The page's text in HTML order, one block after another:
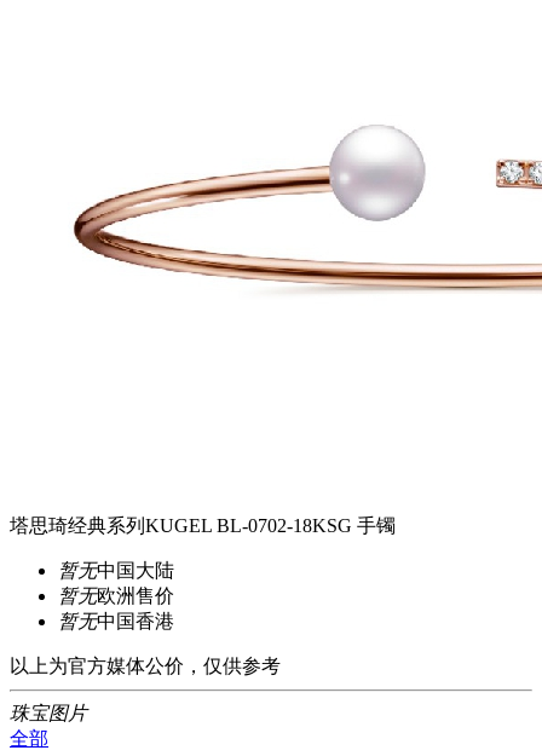
塔思琦经典系列KUGEL BL-0702-18KSG 手镯
暂无中国大陆
暂无欧洲售价
暂无中国香港
以上为官方媒体公价，仅供参考
珠宝图片
全部